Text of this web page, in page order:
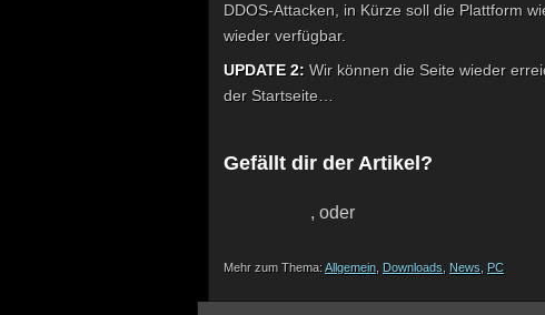
DDOS-Attacken, in Kürze soll die Plattform
wieder verfügbar.
UPDATE 2: Wir können die Seite wieder
der Startseite…
Gefällt dir der Artikel?
, oder
Mehr zum Thema:Allgemein Downloads News PC